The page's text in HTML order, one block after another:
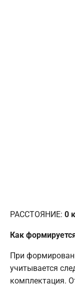
РАССТОЯНИЕ: 0
Как
При
учитывается
комплектация.